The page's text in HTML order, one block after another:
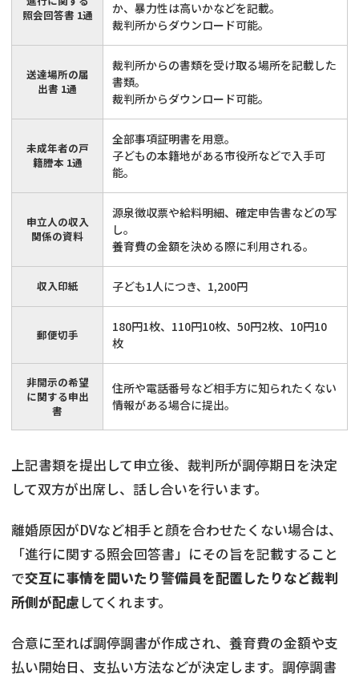
照会回答書 1通
か、暴力性は高いかなどを記載。
裁判所からダウンロード可能。
送達場所の届
出書 1通
裁判所からの書類を受け取る場所を記載した
書類。
裁判所からダウンロード可能。
未成年者の戸
籍謄本 1通
全部事項証明書を用意。
子どもの本籍地がある市役所などで入手可
能。
申立人の収入
関係の資料
源泉徴収票や給料明細、確定申告書などの写
し。
養育費の金額を決める際に利用される。
収入印紙 子ども1人につき、1,200円
郵便切手
180円1枚、110円10枚、50円2枚、10円10
枚
非開示の希望
に関する申出
書
住所や電話番号など相手方に知られたくない
情報がある場合に提出。
上記書類を提出して申立後、裁判所が調停期日を決定
して双方が出席し、話し合いを行います。
離婚原因がDVなど相手と顔を合わせたくない場合は、
「進行に関する照会回答書」にその旨を記載すること
で交互に事情を聞いたり警備員を配置したりなど裁判
所側が配慮 してくれます。
合意に至れば調停調書が作成され、養育費の金額や支
払い開始日、支払い方法などが決定します。調停調書